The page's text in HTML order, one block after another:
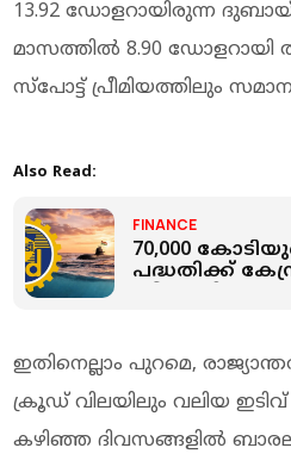
13.92 ഡോളറായിരുന്ന
മാസത്തിൽ 8.90 ഡോളറായി
സ്പോട്ട് പ്രീമിയത്തിലും
Also Read:
FINANCE
70,000
പദ്ധതിക്ക്
ഇതിനെല്ലാം പുറമെ,
ക്രൂഡ് വിലയിലും വലിയ ഇടിവ്
കഴിഞ്ഞ ദിവസങ്ങളിൽ